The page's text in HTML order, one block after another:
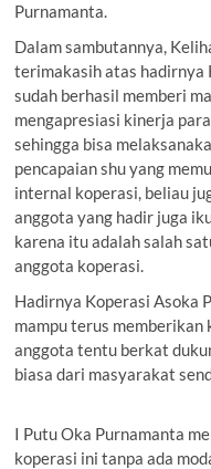
Purnamanta.
Dalam sambutannya,
terimakasih atas hadirnya
sudah berhasil memberi
mengapresiasi kinerja
sehingga bisa
pencapaian shu yang
internal koperasi, beliau
anggota yang hadir juga
karena itu adalah salah
anggota koperasi.
Hadirnya Koperasi Asoka
mampu terus
anggota tentu berkat
biasa dari masyarakat
I Putu Oka Purnamanta
koperasi ini tanpa ada